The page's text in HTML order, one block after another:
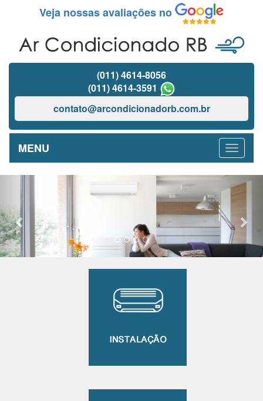
Veja nossas avaliações no
(011) 4614-8056
(011) 4614-3591
contato@arcondicionadorb.com.br
MENU
Previous